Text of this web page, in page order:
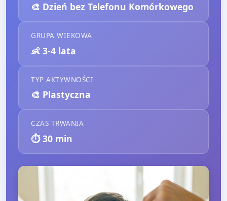
🎨 Dzień bez Telefonu Komórkowego
GRUPA WIEKOWA
👶 3-4 lata
TYP AKTYWNOŚCI
🎨 Plastyczna
CZAS TRWANIA
⏱️30 min